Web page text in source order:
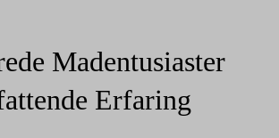
Madentusiaster
Erfaring